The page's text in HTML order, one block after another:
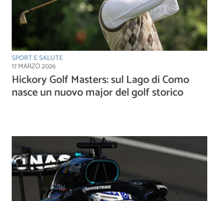
SPORT E SALUTE
17 MARZO 2026
Hickory Golf Masters: sul Lago di Como
nasce un nuovo major del golf storico